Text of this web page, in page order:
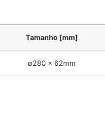
Tamanho [mm]
∅280 x 62mm